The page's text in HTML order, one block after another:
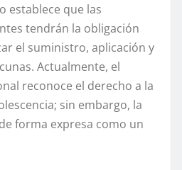
establece que las
tendrán la obligación
el suministro, aplicación y
Actualmente, el
reconoce el derecho a la
sin embargo, la
forma expresa como un